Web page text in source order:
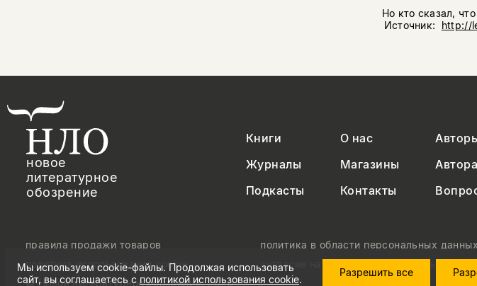
Но кто сказал,
Источник: http://
новое
литературное
обозрение
Книги О нас
Журналы
Магазины
Подкасты
Контакты
© Новое литературное обозрение. 2026
правила продажи товаров
политика в области персональных данных
политика использования cookie
согласие на обработку персональных
Мы используем cookie-файлы. Продолжая использовать
сайт, вы соглашаетесь с политикой использования cookie.
Разрешить все